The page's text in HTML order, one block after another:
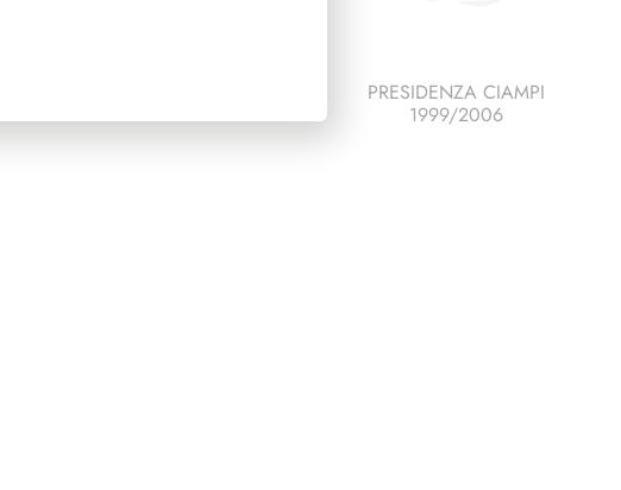
PAGINE 3+1
PRESIDENZA CIAMPI
1999/2006